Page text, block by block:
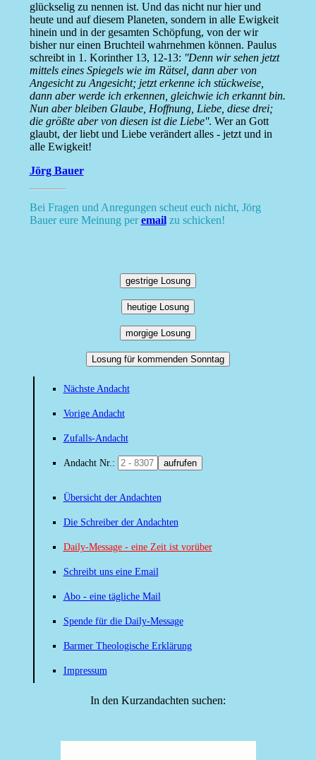
glückselig zu nennen ist. Und das nicht nur hier und
heute und auf diesem Planeten, sondern in alle Ewigkeit
hinein und in der gesamten Schöpfung, von der wir
bisher nur einen Bruchteil wahrnehmen können. Paulus
schreibt in 1. Korinther 13, 12-13: ''Denn wir sehen jetzt
mittels eines Spiegels wie im Rätsel, dann aber von
Angesicht zu Angesicht; jetzt erkenne ich stückweise,
dann aber werde ich erkennen, gleichwie ich erkannt bin.
Nun aber bleiben Glaube, Hoffnung, Liebe, diese drei;
die größte aber von diesen ist die Liebe''. Wer an Gott
glaubt, der liebt und Liebe verändert alles - jetzt und in
alle Ewigkeit!
Jörg Bauer
Bei Fragen und Anregungen scheut euch nicht, Jörg
Bauer eure Meinung peremailzu schicken!
gestrige Losung
heutige Losung
morgige Losung
Losung für kommenden Sonntag
Nächste Andacht
Vorige Andacht
Zufalls-Andacht
Andacht Nr.: aufrufen
Übersicht der Andachten
Die Schreiber der Andachten
Daily-Message - eine Zeit ist vorüber
Schreibt uns eine Email
Abo - eine tägliche Mail
Spende für die Daily-Message
Barmer Theologische Erklärung
Impressum
In den Kurzandachten suchen: